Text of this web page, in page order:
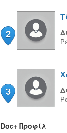
2
3
Doc+ Προφίλ